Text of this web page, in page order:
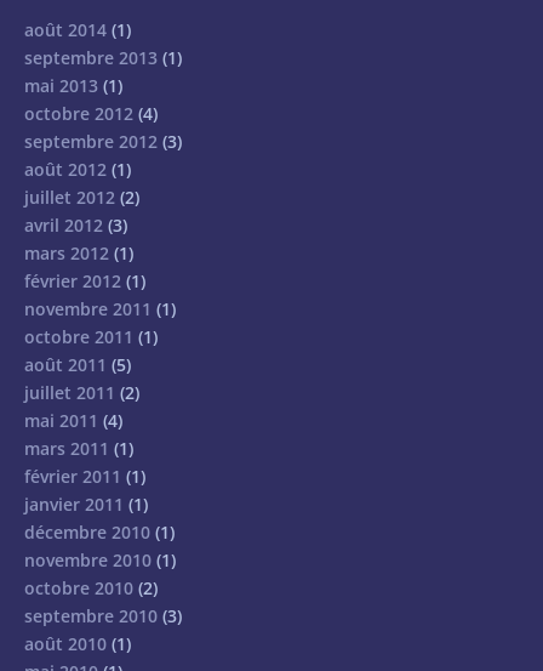
août 2014 (1)
septembre 2013 (1)
mai 2013 (1)
octobre 2012 (4)
septembre 2012 (3)
août 2012 (1)
juillet 2012 (2)
avril 2012 (3)
mars 2012 (1)
février 2012 (1)
novembre 2011 (1)
octobre 2011 (1)
août 2011 (5)
juillet 2011 (2)
mai 2011 (4)
mars 2011 (1)
février 2011 (1)
janvier 2011 (1)
décembre 2010 (1)
novembre 2010 (1)
octobre 2010 (2)
septembre 2010 (3)
août 2010 (1)